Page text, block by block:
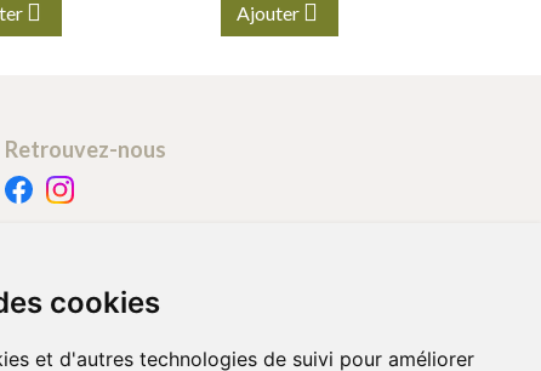
cookies
et d'autres technologies de suivi pour améliorer
Ajouter
Retrouvez-nous
Retrait à la pharmacie - Click & Collect
Livraison en Point Relais